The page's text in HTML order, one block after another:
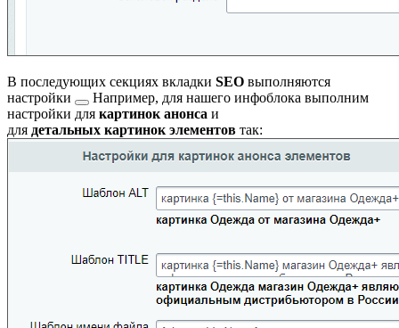
В последующих секциях вкладки SEO выполняются
настройки
Например, для нашего инфоблока выполним
настройки для картинок анонса и
для детальных картинок элементов так: